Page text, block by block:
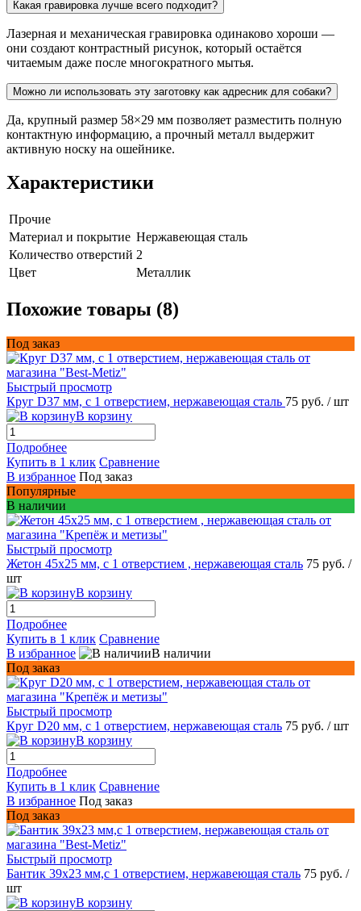
Какая гравировка лучше всего подходит?
Лазерная и механическая гравировка одинаково хороши —
они создают контрастный рисунок, который остаётся
читаемым даже после многократного мытья.
Можно ли использовать эту заготовку как адресник для собаки?
Да, крупный размер 58×29 мм позволяет разместить полную
контактную информацию, а прочный металл выдержит
активную носку на ошейнике.
Характеристики
Прочие
Материал и покрытие Нержавеющая сталь
Количество отверстий 2
Цвет
Металлик
Похожие товары (8)
Под заказ
Быстрый просмотр
Круг D37 мм, c 1 отверстием, нержавеющая сталь 75 руб. / шт
В корзину
Подробнее
Купить в 1 клик Сравнение
В избранное Под заказ
Популярные
В наличии
Быстрый просмотр
Жетон 45x25 мм, с 1 отверстием , нержавеющая сталь 75 руб. /
шт
В корзину
Подробнее
Купить в 1 клик Сравнение
В избранное
В наличии
Под заказ
Быстрый просмотр
Круг D20 мм, c 1 отверстием, нержавеющая сталь 75 руб. / шт
В корзину
Подробнее
Купить в 1 клик Сравнение
В избранное Под заказ
Под заказ
Быстрый просмотр
Бантик 39x23 мм,с 1 отверстием, нержавеющая сталь 75 руб. /
шт
В корзину